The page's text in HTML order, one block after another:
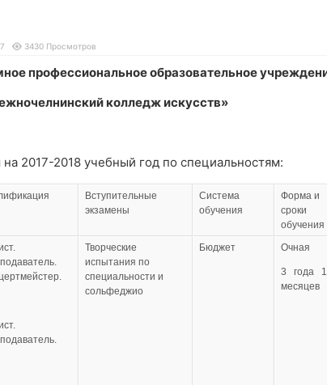
3430 Просмотров
профессиональное образовательное
колледж искусств»
2017-2018 учебный год по специальностям:
Вступительные
экзамены
Система
обучения
Форма и
сроки
обучения
Творческие
испытания по
специальности и
сольфеджио
Бюджет Очная
3 года
месяцев